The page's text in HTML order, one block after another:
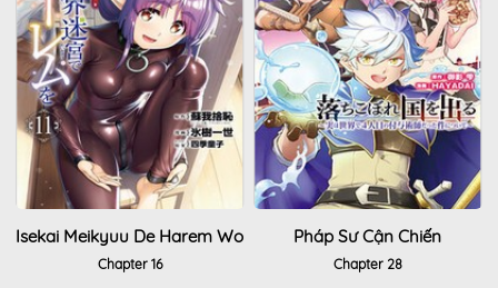
Isekai Meikyuu De Harem Wo
Chapter 16
Pháp Sư Cận Chiến
Chapter 28